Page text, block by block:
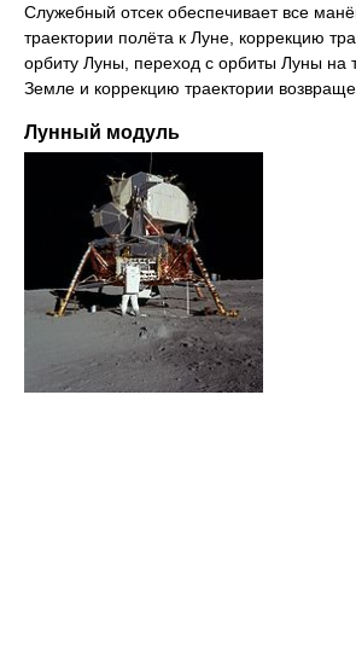
Служебный отсек обеспечивает все
траектории полёта к Луне, коррекцию
орбиту Луны, переход с орбиты Луны на
Земле и коррекцию траектории
Лунный модуль